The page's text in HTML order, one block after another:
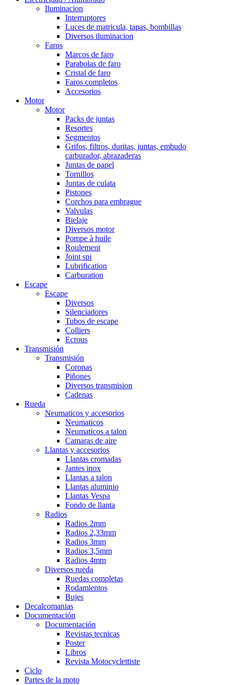
Iluminacion
Interruptores
Luces de matricula, tapas, bombillas
Diversos iluminacion
Faros
Marcos de faro
Parabolas de faro
Cristal de faro
Faros completos
Accesorios
Motor
Motor
Packs de juntas
Resortes
Segmentos
Grifos, filtros, duritas, juntas, embudo
carburador, abrazaderas
Juntas de papel
Tornillos
Juntas de culata
Pistones
Corchos para embrague
Valvulas
Bielaje
Diversos motor
Pompe à huile
Roulement
Joint spi
Lubrification
Carburation
Escape
Escape
Diversos
Silenciadores
Tubos de escape
Colliers
Ecrous
Transmisión
Transmisión
Coronas
Piñones
Diversos transmision
Cadenas
Rueda
Neumaticos y accesorios
Neumaticos
Neumaticos a talon
Camaras de aire
Llantas y accesorios
Llantas cromadas
Jantes inox
Llantas a talon
Llantas aluminio
Llantas Vespa
Fondo de llanta
Radios
Radios 2mm
Radios 2,33mm
Radios 3mm
Radios 3,5mm
Radios 4mm
Diversos rueda
Ruedas completas
Rodamientos
Bujes
Decalcomanias
Documentación
Documentación
Revistas tecnicas
Poster
Libros
Revista Motocyclettiste
Ciclo
Partes de la moto